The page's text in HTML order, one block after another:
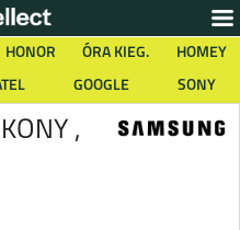
HONOR ÓRA KIEG.
HOMEY
GOOGLE SONY
,